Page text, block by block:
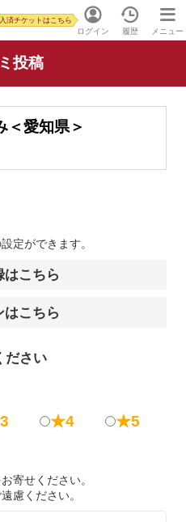
ログイン
済チケットはこちら
履歴 メニュー
投稿
＜愛知県＞
定ができます。
はこちら
はこちら
ださい
★4 ★5
寄せください。
慮ください。